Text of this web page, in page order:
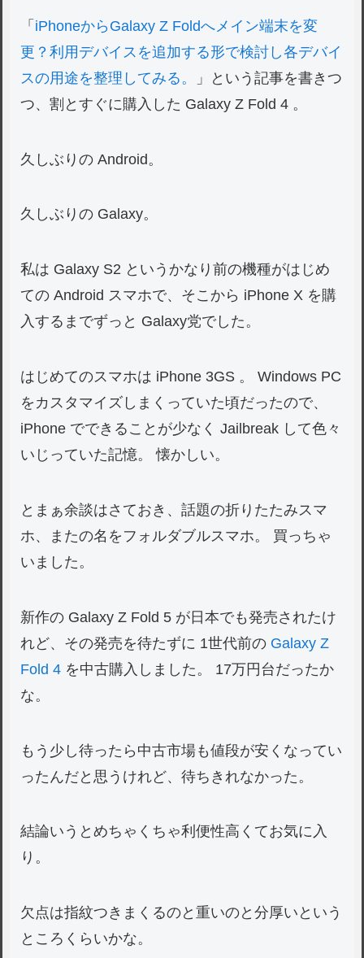
「 iPhoneからGalaxy Z Foldへメイン端末を変
更？利用デバイスを追加する形で検討し各デバイ
スの用途を整理してみる。
」という記事を書きつ
つ、割とすぐに購入した Galaxy Z Fold 4 。
久しぶりの Android。
久しぶりの Galaxy。
私は Galaxy S2 というかなり前の機種がはじめ
ての Android スマホで、そこから iPhone X を購
入するまでずっと Galaxy党でした。
はじめてのスマホは iPhone 3GS 。 Windows PC
をカスタマイズしまくっていた頃だったので、
iPhone でできることが少なく Jailbreak して色々
いじっていた記憶。 懐かしい。
とまぁ余談はさておき、話題の折りたたみスマ
ホ、またの名をフォルダブルスマホ。 買っちゃ
いました。
新作の Galaxy Z Fold 5 が日本でも発売されたけ
れど、その発売を待たずに 1世代前の Galaxy Z
Fold 4 を中古購入しました。 17万円台だったか
な。
もう少し待ったら中古市場も値段が安くなってい
ったんだと思うけれど、待ちきれなかった。
結論いうとめちゃくちゃ利便性高くてお気に入
り。
欠点は指紋つきまくるのと重いのと分厚いという
ところくらいかな。